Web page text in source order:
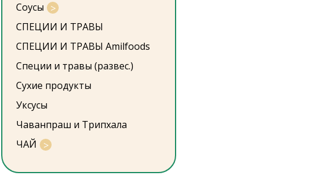
Соусы
СПЕЦИИ И ТРАВЫ
СПЕЦИИ И ТРАВЫ Amilfoods
Специи и травы (развес.)
Сухие продукты
Уксусы
Чаванпраш и Трипхала
ЧАЙ